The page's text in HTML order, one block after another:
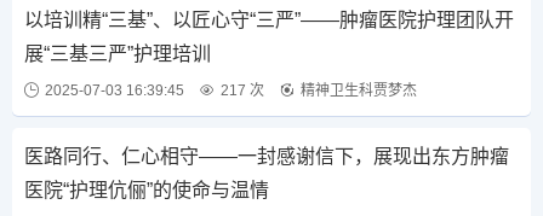
以培训精“三基”、以匠心守“三严”——肿瘤医院护理团队开
展“三基三严”护理培训
2025-07-03 16:39:45 217 次 精神卫生科贾梦杰
医路同行、仁心相守——一封感谢信下，展现出东方肿瘤
医院“护理伉俪”的使命与温情